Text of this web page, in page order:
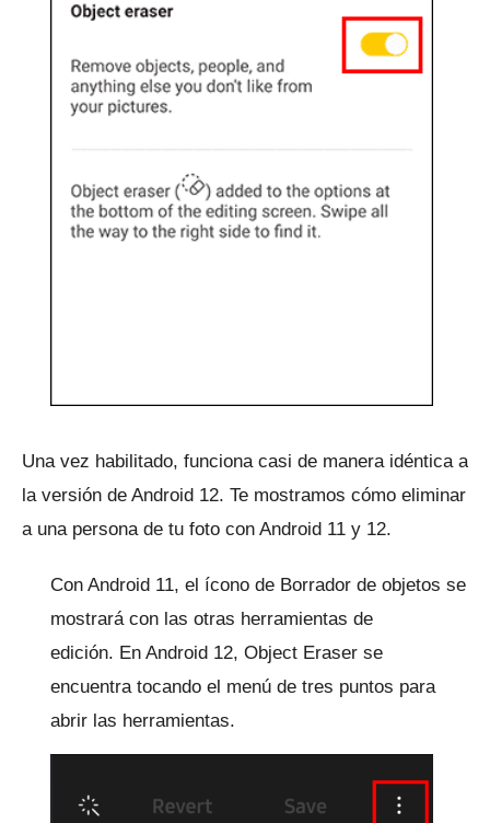
Una vez habilitado, funciona casi de manera idéntica a
la versión de Android 12. Te mostramos cómo eliminar
a una persona de tu foto con Android 11 y 12.
Con Android 11, el ícono de Borrador de objetos se
mostrará con las otras herramientas de
edición. En Android 12, Object Eraser se
encuentra tocando el menú de tres puntos para
abrir las herramientas.